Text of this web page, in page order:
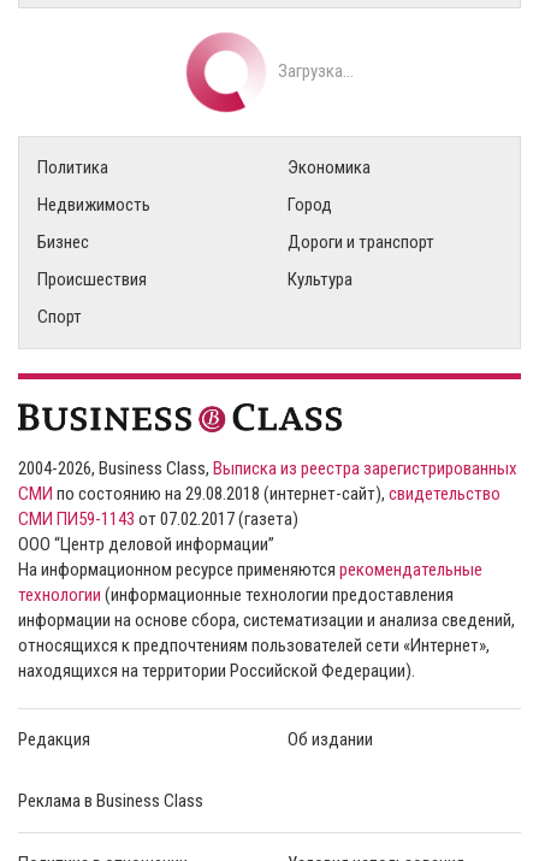
Загрузка...
Политика
Экономика
Недвижимость
Город
Бизнес
Дороги и транспорт
Происшествия
Культура
Спорт
2004-2026, Business Class, Выписка из реестра зарегистрированных
СМИ по состоянию на 29.08.2018 (интернет-сайт), свидетельство
СМИ ПИ59-1143 от 07.02.2017 (газета)
ООО “Центр деловой информации”
На информационном ресурсе применяются рекомендательные
технологии (информационные технологии предоставления
информации на основе сбора, систематизации и анализа сведений,
относящихся к предпочтениям пользователей сети «Интернет»,
находящихся на территории Российской Федерации).
Редакция Об издании
Реклама в Business Class